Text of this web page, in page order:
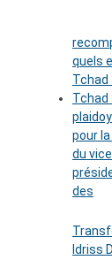
quels
Tchad
Tchad :
pour
du
des
Idriss